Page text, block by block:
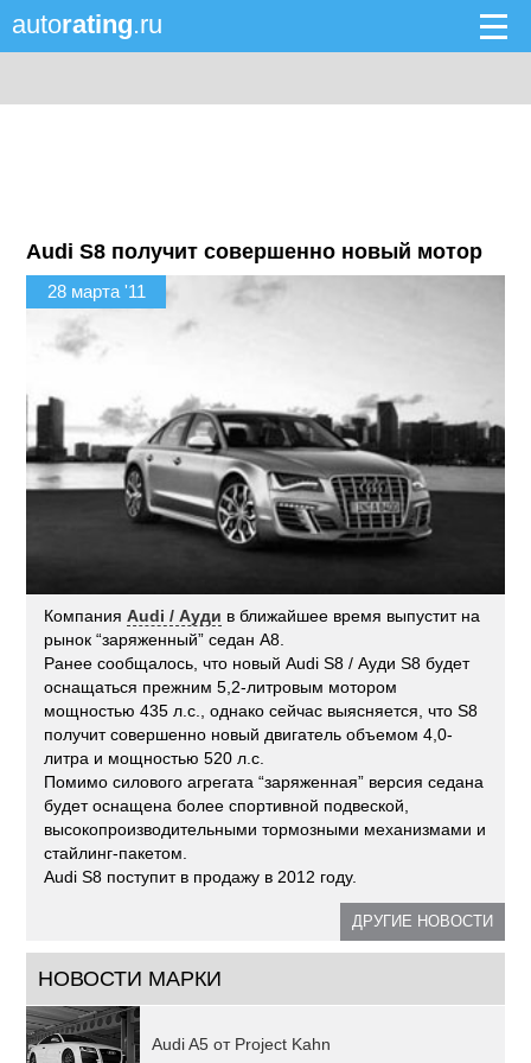
autorating.ru
Audi S8 получит совершенно новый мотор
28 марта '11
КомпанияAudi / Ауди в ближайшее время выпустит на
рынок “заряженный” седан А8.
Ранее сообщалось, что новый Audi S8 / Ауди S8 будет
оснащаться прежним 5,2-литровым мотором
мощностью 435 л.с., однако сейчас выясняется, что S8
получит совершенно новый двигатель объемом 4,0-
литра и мощностью 520 л.с.
Помимо силового агрегата “заряженная” версия седана
будет оснащена более спортивной подвеской,
высокопроизводительными тормозными механизмами и
стайлинг-пакетом.
Audi S8 поступит в продажу в 2012 году.
ДРУГИЕ НОВОСТИ
НОВОСТИ МАРКИ
Audi A5 от Project Kahn